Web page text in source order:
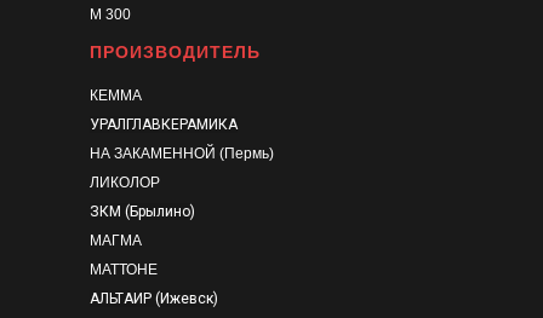
М 300
ПРОИЗВОДИТЕЛЬ
КЕММА
УРАЛГЛАВКЕРАМИКА
НА ЗАКАМЕННОЙ (Пермь)
ЛИКОЛОР
ЗКМ (Брылино)
МАГМА
МАТТОНЕ
АЛЬТАИР (Ижевск)